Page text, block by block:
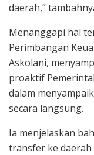
daerah,”
Menanggapi hal
Perimbangan
Askolani,
proaktif
dalam
secara langsung.
Ia menjelaskan
transfer ke